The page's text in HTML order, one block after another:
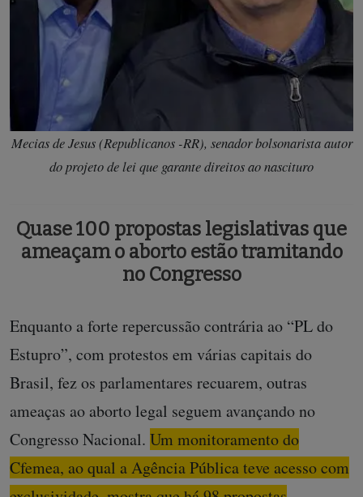
Mecias de Jesus (Republicanos -RR), senador bolsonarista autor
do projeto de lei que garante direitos ao nascituro
Quase 100 propostas legislativas que
ameaçam o aborto estão tramitando
no Congresso
Enquanto a forte repercussão contrária ao “PL do
Estupro”, com protestos em várias capitais do
Brasil, fez os parlamentares recuarem, outras
ameaças ao aborto legal seguem avançando no
Congresso Nacional. Um monitoramento do
Cfemea, ao qual a Agência Pública teve acesso com